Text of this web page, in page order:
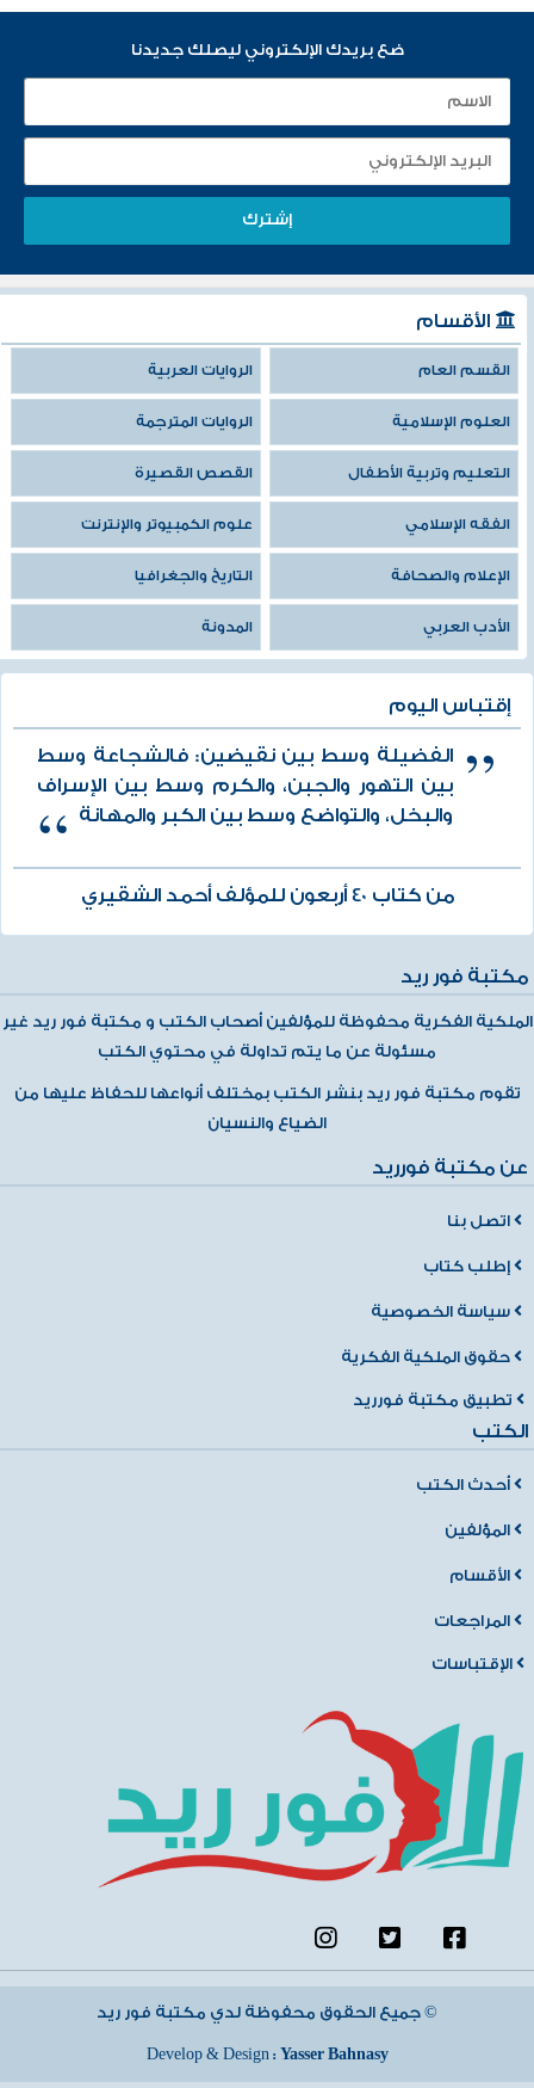
ضع بريدك الإلكتروني ليصلك جديدنا
الأقسام
القسم العام الروايات العربية
العلوم الإسلامية الروايات المترجمة
التعليم وتربية الأطفال القصص القصيرة
الفقه الإسلامي علوم الكمبيوتر والإنترنت
الإعلام والصحافة التاريخ والجغرافيا
الأدب العربي المدونة
إقتباس اليوم
الفضيلة وسط بين نقيضين: فالشجاعة وسط
بين التهور والجبن، والكرم وسط بين الإسراف
والبخل، والتواضع وسط بين الكبر والمهانة
من كتاب 40 أربعون للمؤلف أحمد الشقيري
مكتبة فور ريد
الملكية الفكرية محفوظة للمؤلفين أصحاب الكتب و مكتبة فور ريد غير
مسئولة عن ما يتم تداولة في محتوي الكتب
تقوم مكتبة فور ريد بنشر الكتب بمختلف أنواعها للحفاظ عليها من
الضياع والنسيان
عن مكتبة فورريد
اتصل بنا
إطلب كتاب
سياسة الخصوصية
حقوق الملكية الفكرية
تطبيق مكتبة فورريد
الكتب
أحدث الكتب
المؤلفين
الأقسام
المراجعات
الإقتباسات
جميع الحقوق محفوظة لدي مكتبة فور ريد ©
Develop & Design : Yasser Bahnasy